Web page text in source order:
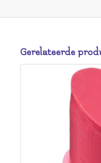
Gerelateerde